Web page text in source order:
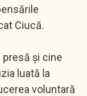
Ciucă.
şi cine
luată la
voluntară